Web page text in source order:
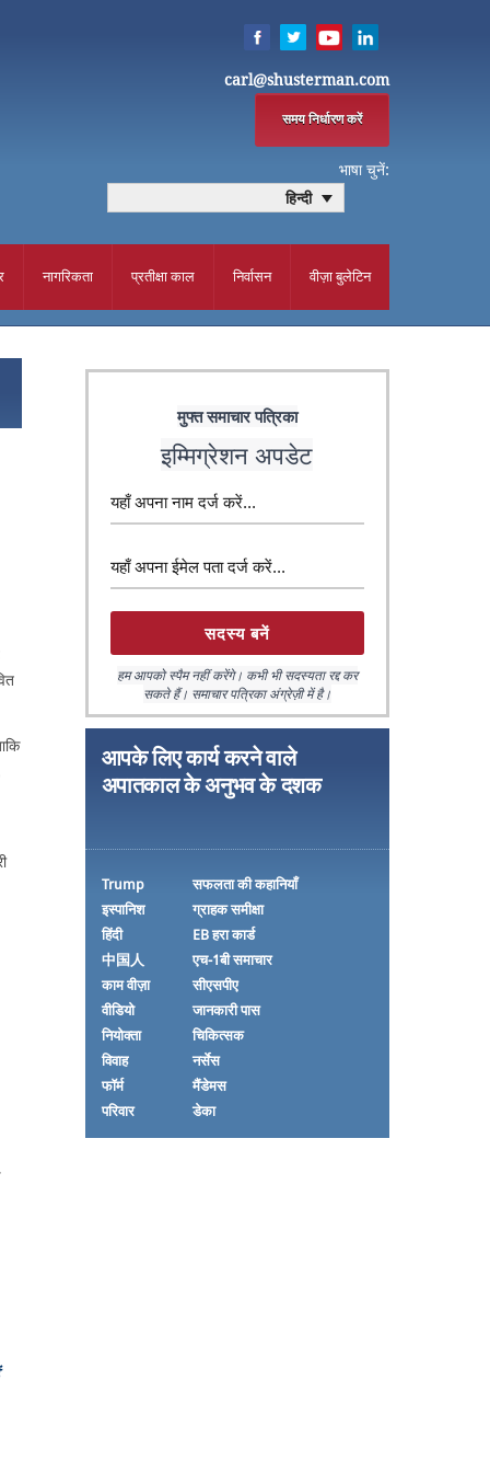
carl@shusterman.com
समय निर्धारण करें
भाषा चुनें:
हिन्दी
नागरिकता प्रतीक्षा काल निर्वासन वीज़ा बुलेटिन
मुफ्त समाचार पत्रिका
इम्मिग्रेशन अपडेट
हम आपको स्पैम नहीं करेंगे। कभी भी सदस्यता रद्द कर
सकते हैं। समाचार पत्रिका अंग्रेज़ी में है।
आपके लिए कार्य करने वाले
अपातकाल के अनुभव के दशक
Trump
इस्पानिश
हिंदी
中国人
काम वीज़ा
वीडियो
नियोक्ता
विवाह
फॉर्म
परिवार
सफलता की कहानियाँ
ग्राहक समीक्षा
EB हरा कार्ड
एच-1बी समाचार
सीएसपीए
जानकारी पास
चिकित्सक
नर्सेस
मैंडेमस
डेका